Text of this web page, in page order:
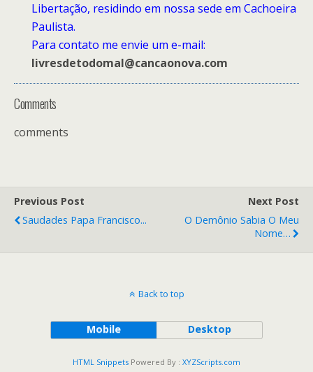
Libertação, residindo em nossa sede em Cachoeira
Paulista.
Para contato me envie um e-mail:
livresdetodomal@cancaonova.com
Comments
comments
Previous Post
Saudades Papa Francisco...
Next Post
O Demônio Sabia O Meu
Nome…
Back to top
Mobile Desktop
HTML Snippets Powered By : XYZScripts.com